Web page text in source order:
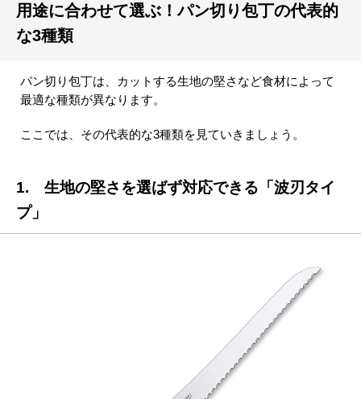
用途に合わせて選ぶ！パン切り包丁の代表的
な3種類
パン切り包丁は、カットする生地の堅さなど食材によって
最適な種類が異なります。
ここでは、その代表的な3種類を見ていきましょう。
1. 生地の堅さを選ばず対応できる「波刃タイ
プ」